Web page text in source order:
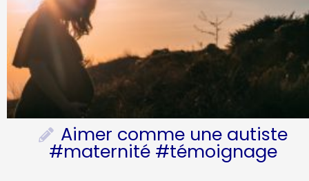
Aimer comme une autiste
#maternité #témoignage